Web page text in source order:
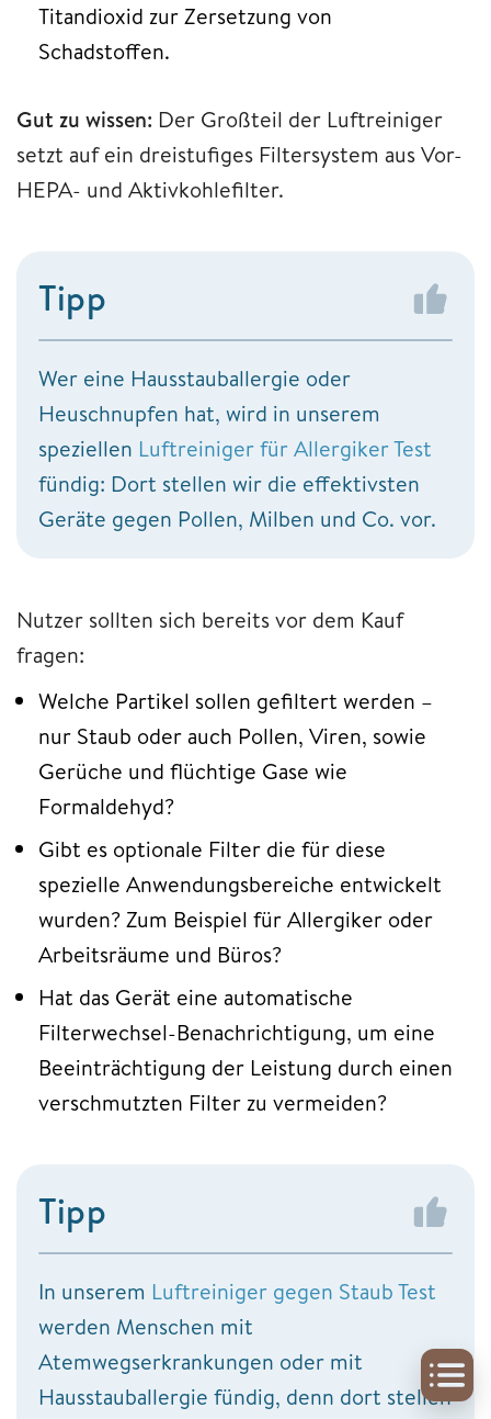
Titandioxid zur Zersetzung von
Schadstoffen.
Gut zu wissen: Der Großteil der Luftreiniger
setzt auf ein dreistufiges Filtersystem aus Vor-
HEPA- und Aktivkohlefilter.
Tipp
Wer eine Hausstauballergie oder
Heuschnupfen hat, wird in unserem
speziellen Luftreiniger für Allergiker Test
fündig: Dort stellen wir die effektivsten
Geräte gegen Pollen, Milben und Co. vor.
Nutzer sollten sich bereits vor dem Kauf
fragen:
Welche Partikel sollen gefiltert werden –
nur Staub oder auch Pollen, Viren, sowie
Gerüche und flüchtige Gase wie
Formaldehyd?
Gibt es optionale Filter die für diese
spezielle Anwendungsbereiche entwickelt
wurden? Zum Beispiel für Allergiker oder
Arbeitsräume und Büros?
Hat das Gerät eine automatische
Filterwechsel-Benachrichtigung, um eine
Beeinträchtigung der Leistung durch einen
verschmutzten Filter zu vermeiden?
Tipp
In unserem Luftreiniger gegen Staub Test
werden Menschen mit
Atemwegserkrankungen oder mit
Hausstauballergie fündig, denn dort stellen